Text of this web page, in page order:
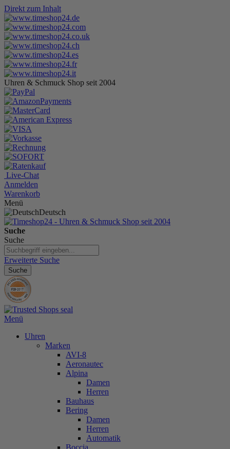
Direkt zum Inhalt
Uhren & Schmuck Shop seit 2004
Live-Chat
Anmelden
Warenkorb
Menü
Deutsch
Suche
Suche
Erweiterte Suche
Suche
Menü
Uhren
Marken
AVI-8
Aeronautec
Alpina
Damen
Herren
Bauhaus
Bering
Damen
Herren
Automatik
Boccia